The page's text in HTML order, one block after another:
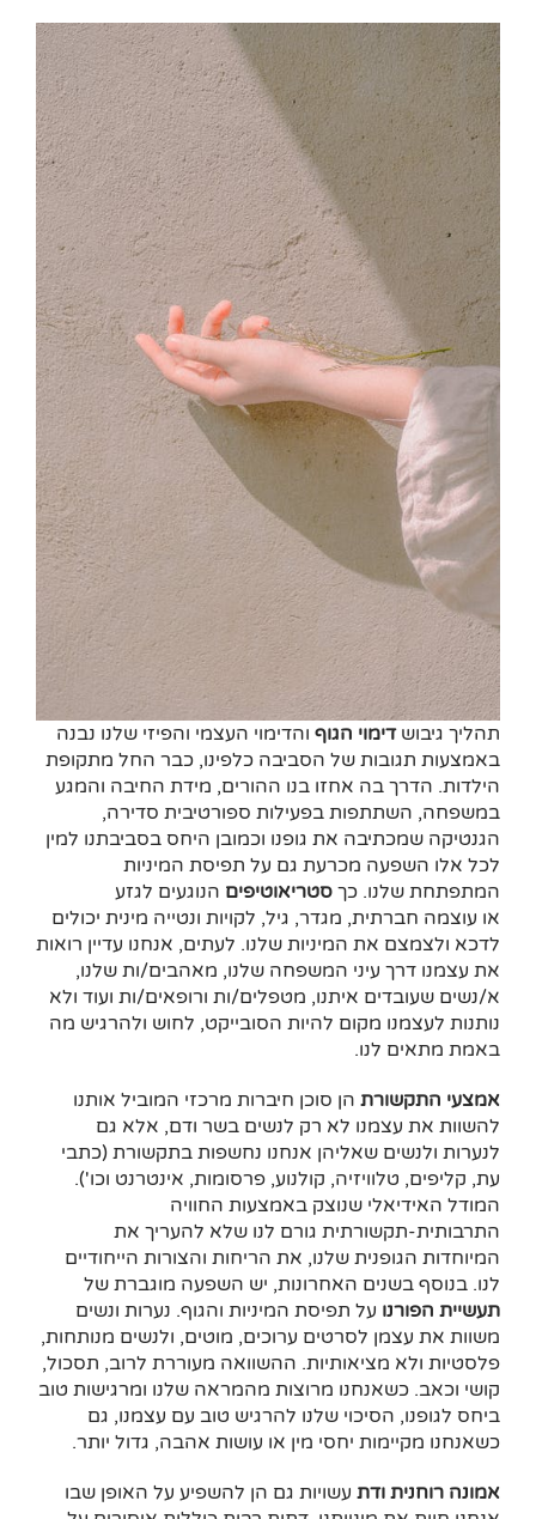
תהליך גיבושדימוי הגוף והדימוי העצמי והפיזי שלנו נבנה
באמצעות תגובות של הסביבה כלפינו, כבר החל מתקופת
הילדות. הדרך בה אחזו בנו ההורים, מידת החיבה והמגע
במשפחה, השתתפות בפעילות ספורטיבית סדירה,
הגנטיקה שמכתיבה את גופנו וכמובן היחס בסביבתנו למין
לכל אלו השפעה מכרעת גם על תפיסת המיניות
המתפתחת שלנו. כך סטריאוטיפים הנוגעים לגזע
או עוצמה חברתית, מגדר, גיל, לקויות ונטייה מינית יכולים
לדכא ולצמצם את המיניות שלנו. לעתים, אנחנו עדיין רואות
את עצמנו דרך עיני המשפחה שלנו, מאהבים/ות שלנו,
א/נשים שעובדים איתנו, מטפלים/ות ורופאים/ות ועוד ולא
נותנות לעצמנו מקום להיות הסובייקט, לחוש ולהרגיש מה
באמת מתאים לנו.
אמצעי התקשורת הן סוכן חיברות מרכזי המוביל אותנו
להשוות את עצמנו לא רק לנשים בשר ודם, אלא גם
לנערות ולנשים שאליהן אנחנו נחשפות בתקשורת (כתבי
עת, קליפים, טלוויזיה, קולנוע, פרסומות, אינטרנט וכו').
המודל האידיאלי שנוצק באמצעות החוויה
התרבותית-תקשורתית גורם לנו שלא להעריך את
המיוחדות הגופנית שלנו, את הריחות והצורות הייחודיים
לנו. בנוסף בשנים האחרונות, יש השפעה מוגברת של
תעשיית הפורנו על תפיסת המיניות והגוף. נערות ונשים
משוות את עצמן לסרטים ערוכים, מוטים, ולנשים מנותחות,
פלסטיות ולא מציאותיות. ההשוואה מעוררת לרוב, תסכול,
קושי וכאב. כשאנחנו מרוצות מהמראה שלנו ומרגישות טוב
ביחס לגופנו, הסיכוי שלנו להרגיש טוב עם עצמנו, גם
כשאנחנו מקיימות יחסי מין או עושות אהבה, גדול יותר.
אמונה רוחנית ודת עשויות גם הן להשפיע על האופן שבו